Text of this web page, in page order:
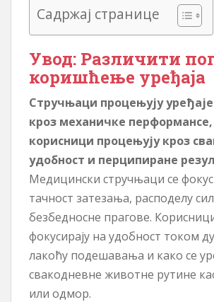
Садржај странице
Увод: Различити
коришћење уређаја
Стручњаци процењују
кроз механичке
корисници процењују кроз
удобност и перципиране
Медицински стручњаци се
тачност затезања, расподелу
безбедносне прагове.
фокусирају на удобност током
лакоћу подешавања и како се
свакодневне животне рутине
или одмор.